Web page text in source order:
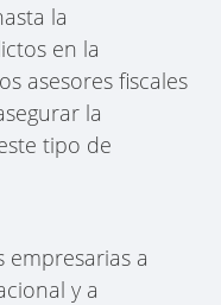
la
en la
asesores fiscales
la
tipo de
empresarias a
y a